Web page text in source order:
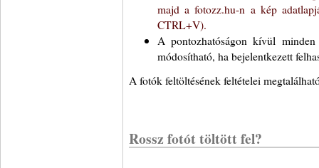
majd a fotozz.hu-n a kép
CTRL+V).
A pontozhatóságon kívül
módosítható, ha bejelentkezett
A fotók feltöltésének feltételei
Rossz fotót töltött fel?